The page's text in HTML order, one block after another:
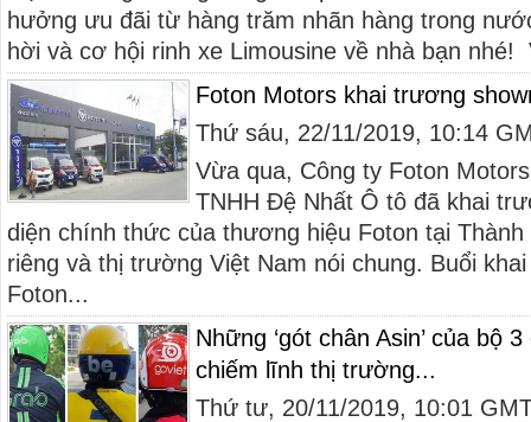
hưởng ưu đãi từ hàng trăm nhãn hàng trong
hời và cơ hội rinh xe Limousine về nhà bạn nhé!
Foton Motors khai trương
Thứ sáu, 22/11/2019, 10:14
Vừa qua, Công ty Foton
TNHH Đệ Nhất Ô tô đã khai
diện chính thức của thương hiệu Foton tại
riêng và thị trường Việt Nam nói chung. Buổi
Foton...
Những ‘gót chân Asin’ của bộ
chiếm lĩnh thị trường...
Thứ tư, 20/11/2019, 10:01